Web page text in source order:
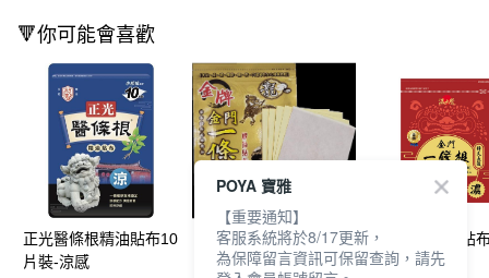
🔻你可能會喜歡
正光醫條根精油貼布10
片裝-涼感
龍牌一條根精油貼布8
片入-溫熱型
溫太醫一條根貼
人蔘精油
POYA 寶雅
【重要通知】
客服系統將於8/17更新，
為保障留言資訊可保留查詢，請先